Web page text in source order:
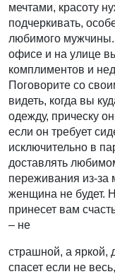
мечтами, красоту
подчеркивать,
любимого мужчины.
офисе и на улице
комплиментов и
Поговорите со
видеть, когда вы
одежду, прическу
если он требует
исключительно в
доставлять
переживания из-за
женщина не будет.
принесет вам
– не
страшной, а яркой,
спасет если не